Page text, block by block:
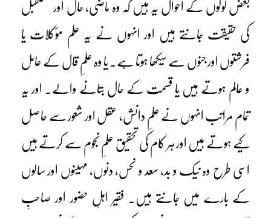
بعض لوگوں کے احوال یہ ہیں کہ وہ ماضی، حال اور مستقبل
کی حقیقت جانتے ہیں اور انہوں نے یہ علم مؤکلات یا
فرشتوں اور جنوں سے سیکھا ہوتا ہے۔ یا وہ علمِ قال کے عامل
و عالم ہوتے ہیں یا قسمت کے حال بتانے والے۔ اور یہ
تمام مراتب انہوں نے علمِ دانش، عقل اور شعور سے حاصل
کیے ہوتے ہیں اور ہر کام کی تحقیق علمِ نجوم سے کرتے ہیں
اسی طرح وہ نیک و بد، سعد و نحس، دنوں، مہینوں اور سالوں
کے بارے میں جانتے ہیں۔ فقیر اہلِ حضور اور صاحبِ